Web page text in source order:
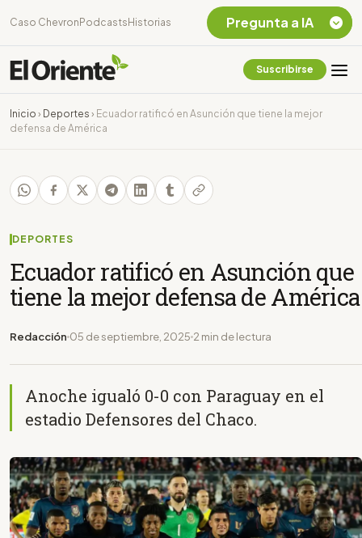
Caso Chevron Podcasts Historias
Suscribirse
Inicio › Deportes › Ecuador ratificó en Asunción que tiene la mejor
defensa de América
DEPORTES
Ecuador ratificó en Asunción que
tiene la mejor defensa de América
Redacción 05 de septiembre, 2025 2 min de lectura
Anoche igualó 0-0 con Paraguay en el
estadio Defensores del Chaco.
Pregunta a IA
Chevron Ecuador